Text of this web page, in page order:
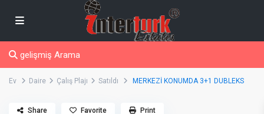
gelişmiş Arama
Ev Daire Çalış Plajı Satıldı MERKEZİ KONUMDA 3+1 DUBLEKS
Share Favorite Print